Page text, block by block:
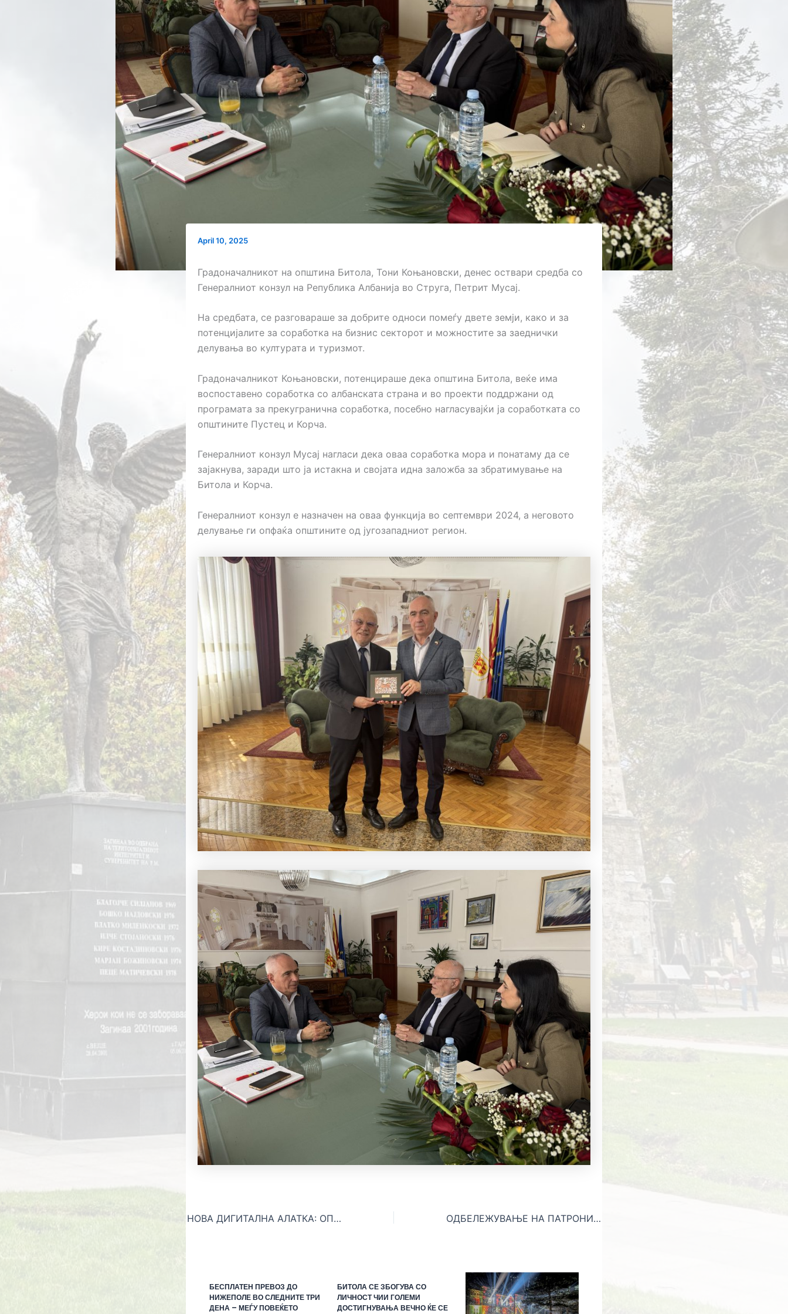
April 10, 2025
Градоначалникот на општина Битола, Тони Коњановски, денес оствари средба со
Генералниот конзул на Република Албанија во Струга, Петрит Мусај.
На средбата, се разговараше за добрите односи помеѓу двете земји, како и за
потенцијалите за соработка на бизнис секторот и можностите за заеднички
делувања во културата и туризмот.
Градоначалникот Коњановски, потенцираше дека општина Битола, веќе има
воспоставено соработка со албанската страна и во проекти поддржани од
програмата за прекугранична соработка, посебно нагласувајќи ја соработката со
општините Пустец и Корча.
Генералниот конзул Мусај нагласи дека оваа соработка мора и понатаму да се
зајакнува, заради што ја истакна и својата идна заложба за збратимување на
Битола и Корча.
Генералниот конзул е назначен на оваа функција во септември 2024, а неговото
делување ги опфаќа општините од југозападниот регион.
НОВА ДИГИТАЛНА АЛАТКА: ОПШТИНА БИТОЛА УСПЕШНО ГО ЗАПОЧНА ПРОЦЕСОТ ЗА ЕЛЕКТРОНСКО АПЛИЦИРАЊЕ НА ГРАЃАНИТЕ НА ПОВИКОТ ЗА СУБВЕНЦИИ ЗА ДОГРАМА ОДБЕЛЕЖУВАЊЕ НА ПАТРОНИОТ ПРАЗНИК НА ОУРЦ „КОЧО РАЦИН“
БЕСПЛАТЕН ПРЕВОЗ ДО
НИЖЕПОЛЕ ВО СЛЕДНИТЕ ТРИ
ДЕНА – МЕЃУ ПОВЕЌЕТО
БИТОЛА СЕ ЗБОГУВА СО
ЛИЧНОСТ ЧИИ ГОЛЕМИ
ДОСТИГНУВАЊА ВЕЧНО ЌЕ СЕ